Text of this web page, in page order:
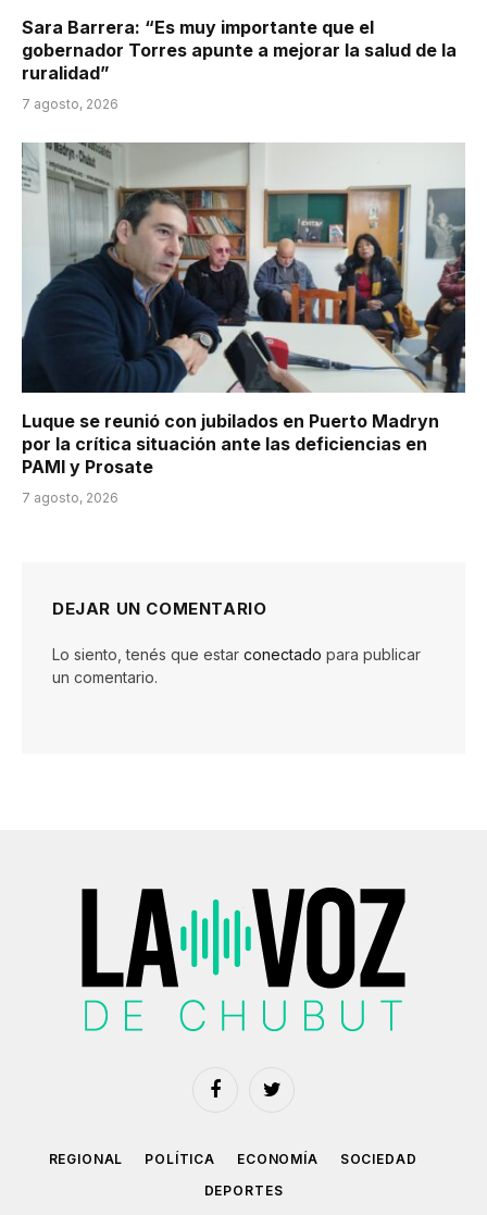
Sara Barrera: “Es muy importante que el
gobernador Torres apunte a mejorar la salud de la
ruralidad”
7 agosto, 2026
Luque se reunió con jubilados en Puerto Madryn
por la crítica situación ante las deficiencias en
PAMI y Prosate
7 agosto, 2026
DEJAR UN COMENTARIO
Lo siento, tenés que estar conectado para publicar
un comentario.
FacebookTwitter
REGIONAL POLÍTICA ECONOMÍA
SOCIEDAD
DEPORTES